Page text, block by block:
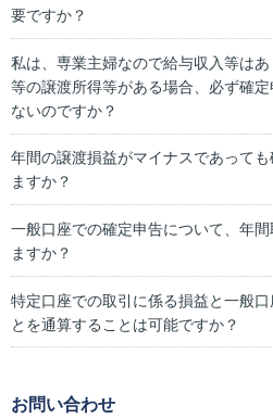
要ですか？
私は、専業主婦なので給与収入等は
等の譲渡所得等がある場合、必ず確
ないのですか？
年間の譲渡損益がマイナスであって
ますか？
一般口座での確定申告について、年
ますか？
特定口座での取引に係る損益と一般
とを通算することは可能ですか？
お問い合わせ